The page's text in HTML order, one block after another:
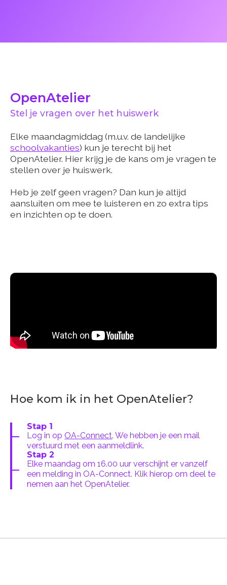
OpenAtelier
Stel je vragen over het huiswerk
Elke maandagmiddag (m.u.v. de landelijke
schoolvakanties) kun je terecht bij het
OpenAtelier. Hier krijg je de kans om je vragen te
stellen over je huiswerk.
Heb je zelf geen vragen? Dan kun je altijd
aansluiten om mee te luisteren en zo extra tips
en inzichten op te doen.
Hoe kom ik in het OpenAtelier?
Stap 1
Log in op OA-Connect. We hebben je een mail
verstuurd met een aanmeldlink.
Stap 2
Elke maandag om 16.00 uur verschijnt er vanzelf
een melding in OA-Connect. Klik hierop om deel te
nemen aan het OpenAtelier.